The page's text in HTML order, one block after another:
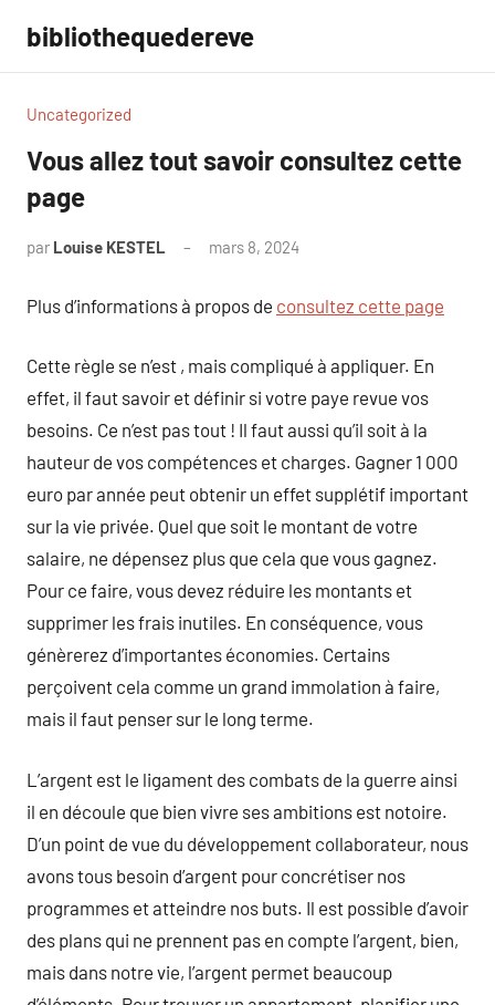
contenu
bibliothequedereve
Uncategorized
Vous allez tout savoir consultez cette
page
par Louise KESTEL mars 8, 2024
Plus d’informations à propos de consultez cette page
Cette règle se n’est , mais compliqué à appliquer. En
effet, il faut savoir et définir si votre paye revue vos
besoins. Ce n’est pas tout ! Il faut aussi qu’il soit à la
hauteur de vos compétences et charges. Gagner 1 000
euro par année peut obtenir un effet supplétif important
sur la vie privée. Quel que soit le montant de votre
salaire, ne dépensez plus que cela que vous gagnez.
Pour ce faire, vous devez réduire les montants et
supprimer les frais inutiles. En conséquence, vous
génèrerez d’importantes économies. Certains
perçoivent cela comme un grand immolation à faire,
mais il faut penser sur le long terme.
L’argent est le ligament des combats de la guerre ainsi
il en découle que bien vivre ses ambitions est notoire.
D’un point de vue du développement collaborateur, nous
avons tous besoin d’argent pour concrétiser nos
programmes et atteindre nos buts. Il est possible d’avoir
des plans qui ne prennent pas en compte l’argent, bien,
mais dans notre vie, l’argent permet beaucoup